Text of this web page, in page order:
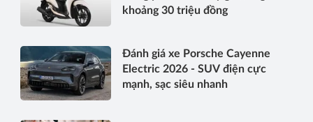
khoảng 30 triệu đồng
Đánh giá xe Porsche Cayenne
Electric 2026 - SUV điện cực
mạnh, sạc siêu nhanh